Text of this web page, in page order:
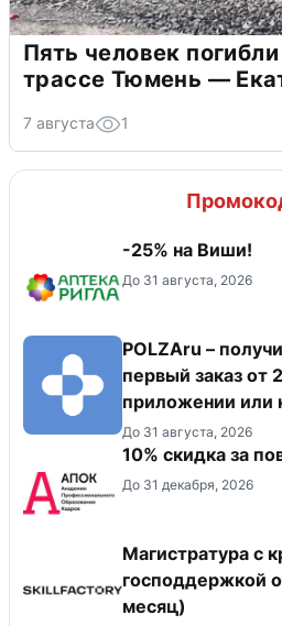
Пять человек
трассе Тюмень —
7 августа 1
-25% на Виши!
До 31 августа, 2026
POLZAru –
первый заказ от
приложении или
До 31 августа, 2026
10% скидка за
До 31 декабря, 2026
Магистратура с
господдержкой
месяц)